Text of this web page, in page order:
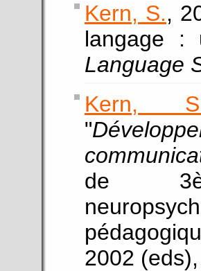
Kern, S.,
langage
Language
Kern,
"
de
2002